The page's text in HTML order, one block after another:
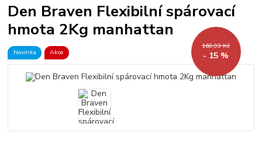
Den Braven Flexibilní spárovací
hmota 2Kg manhattan
Novinka Akce
160,93 Kč
- 15 %